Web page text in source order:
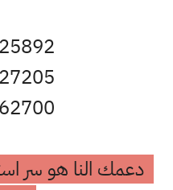
دعمك النا هو سر